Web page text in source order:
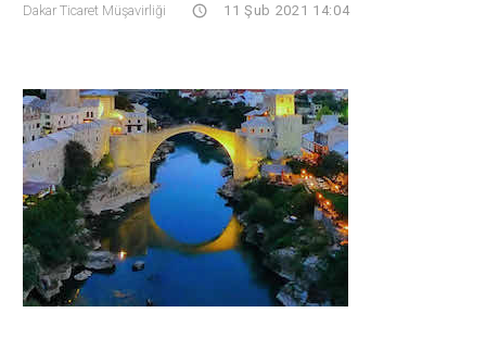
Dakar Ticaret Müşavirliği 11 Şub 2021 14:04